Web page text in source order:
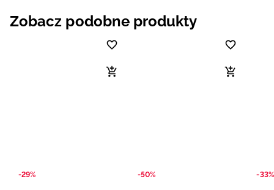
Zobacz podobne produkty
-29% -50% -33%